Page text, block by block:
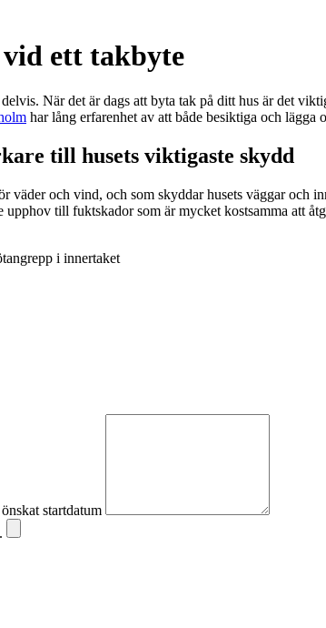
ett takbyte
När det är dags att byta tak på ditt hus är det
har lång erfarenhet av att både besiktiga och
till husets viktigaste skydd
väder och vind, och som skyddar husets väggar
upphov till fuktskador som är mycket kostsamma att
i innertaket
startdatum